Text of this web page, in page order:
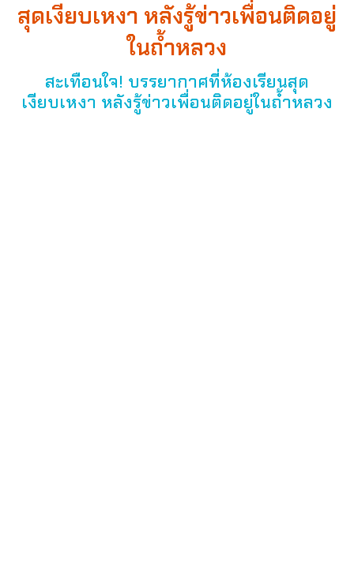
สุดเงียบเหงา หลังรู้ข่าวเพื่อนติดอยู่
ในถ้ำหลวง
สะเทือนใจ! บรรยากาศที่ห้องเรียนสุด
เงียบเหงา หลังรู้ข่าวเพื่อนติดอยู่ในถ้ำหลวง